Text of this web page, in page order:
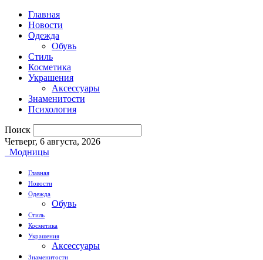
Главная
Новости
Одежда
Обувь
Стиль
Косметика
Украшения
Аксессуары
Знаменитости
Психология
Поиск
Четверг, 6 августа, 2026
Модницы
Главная
Новости
Одежда
Обувь
Стиль
Косметика
Украшения
Аксессуары
Знаменитости